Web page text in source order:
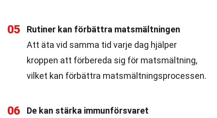
05
Rutiner kan förbättra matsmältningen
Att äta vid samma tid varje dag hjälper
kroppen att förbereda sig för matsmältning,
vilket kan förbättra matsmältningsprocessen.
06
De kan stärka immunförsvaret